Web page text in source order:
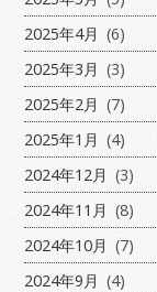
2025年4月 (6)
2025年3月 (3)
2025年2月 (7)
2025年1月 (4)
2024年12月 (3)
2024年11月 (8)
2024年10月 (7)
2024年9月 (4)